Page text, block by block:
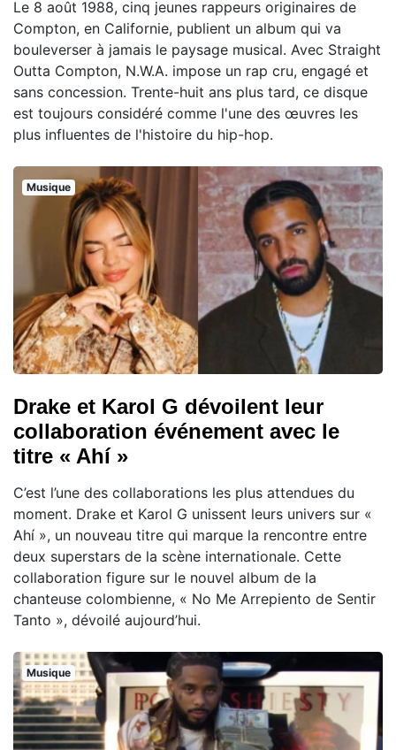
Le 8 août 1988, cinq jeunes rappeurs originaires de
Compton, en Californie, publient un album qui va
bouleverser à jamais le paysage musical. Avec Straight
Outta Compton, N.W.A. impose un rap cru, engagé et
sans concession. Trente-huit ans plus tard, ce disque
est toujours considéré comme l'une des œuvres les
plus influentes de l'histoire du hip-hop.
Musique
Drake et Karol G dévoilent leur
collaboration événement avec le
titre « Ahí »
C’est l’une des collaborations les plus attendues du
moment. Drake et Karol G unissent leurs univers sur «
Ahí », un nouveau titre qui marque la rencontre entre
deux superstars de la scène internationale. Cette
collaboration figure sur le nouvel album de la
chanteuse colombienne, « No Me Arrepiento de Sentir
Tanto », dévoilé aujourd’hui.
Musique